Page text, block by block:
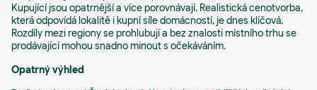
Kupující jsou opatrnější a více porovnávají. Realistická cenotvorba,
která odpovídá lokalitě i kupní síle domácností, je dnes klíčová.
Rozdíly mezi regiony se prohlubují a bez znalosti místního trhu se
prodávající mohou snadno minout s očekáváním.
Opatrný výhled